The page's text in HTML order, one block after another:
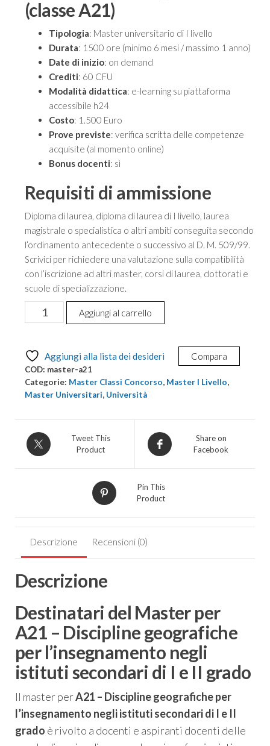
(classe A21)
Tipologia: Master universitario di I livello
Durata: 1500 ore (minimo 6 mesi / massimo 1 anno)
Date di inizio: on demand
Crediti: 60 CFU
Modalità didattica: e-learning su piattaforma
accessibile h24
Costo: 1.500 Euro
Prove previste: verifica scritta delle competenze
acquisite (al momento online)
Bonus docenti: sì
Requisiti di ammissione
Diploma di laurea, diploma di laurea di I livello, laurea
magistrale o specialistica o altri ambiti conseguita secondo
l’ordinamento antecedente o successivo al D. M. 509/99.
Scrivici per richiedere una valutazione sulla compatibilità
con l’iscrizione ad altri master, corsi di laurea, dottorati e
scuole di specializzazione.
Master
per
–
Discipline
geografiche
per
istituti
secondari
quantità
Aggiungi al carrello
Aggiungi alla lista dei desideri Compara
COD: master-a21
Categorie: Master Classi Concorso, Master I Livello,
Master Universitari, Università
Tweet This
Product
Share on
Facebook
Pin This
Product
Descrizione Recensioni (0)
Descrizione
Destinatari del Master per
A21 – Discipline geografiche
per l’insegnamento negli
istituti secondari di I e II grado
Il master perA21 – Discipline geografiche per
l’insegnamento negli istituti secondari di I e II
grado è rivolto a docenti e aspiranti docenti delle